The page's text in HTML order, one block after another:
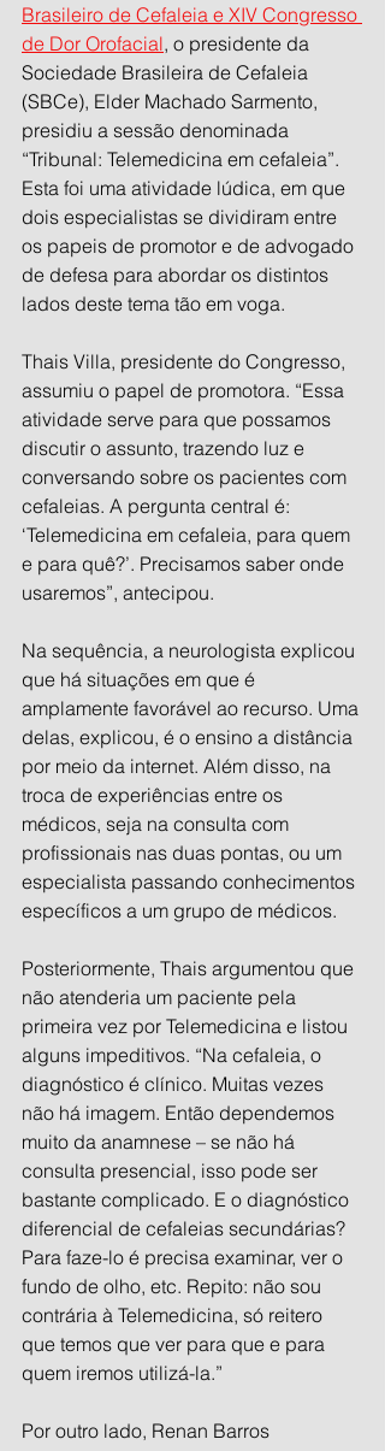
Brasileiro de Cefaleia e XIV Congresso
de Dor Orofacial, o presidente da
Sociedade Brasileira de Cefaleia
(SBCe), Elder Machado Sarmento,
presidiu a sessão denominada
“Tribunal: Telemedicina em cefaleia”.
Esta foi uma atividade lúdica, em que
dois especialistas se dividiram entre
os papeis de promotor e de advogado
de defesa para abordar os distintos
lados deste tema tão em voga.
Thais Villa, presidente do Congresso,
assumiu o papel de promotora. “Essa
atividade serve para que possamos
discutir o assunto, trazendo luz e
conversando sobre os pacientes com
cefaleias. A pergunta central é:
‘Telemedicina em cefaleia, para quem
e para quê?’. Precisamos saber onde
usaremos”, antecipou.
Na sequência, a neurologista explicou
que há situações em que é
amplamente favorável ao recurso. Uma
delas, explicou, é o ensino a distância
por meio da internet. Além disso, na
troca de experiências entre os
médicos, seja na consulta com
profissionais nas duas pontas, ou um
especialista passando conhecimentos
específicos a um grupo de médicos.
Posteriormente, Thais argumentou que
não atenderia um paciente pela
primeira vez por Telemedicina e listou
alguns impeditivos. “Na cefaleia, o
diagnóstico é clínico. Muitas vezes
não há imagem. Então dependemos
muito da anamnese – se não há
consulta presencial, isso pode ser
bastante complicado. E o diagnóstico
diferencial de cefaleias secundárias?
Para faze-lo é precisa examinar, ver o
fundo de olho, etc. Repito: não sou
contrária à Telemedicina, só reitero
que temos que ver para que e para
quem iremos utilizá-la.”
Por outro lado, Renan Barros